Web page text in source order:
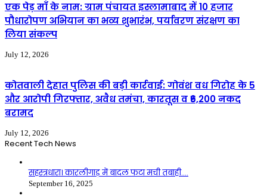
एक पेड़ माँ के नाम: ग्राम पंचायत इस्लामाबाद में 10 हजार
पौधारोपण अभियान का भव्य शुभारंभ, पर्यावरण संरक्षण का
लिया संकल्प
July 12, 2026
कोतवाली देहात पुलिस की बड़ी कार्रवाई: गोवंश वध गिरोह के 5
और आरोपी गिरफ्तार, अवैध तमंचा, कारतूस व ₹6,200 नकद
बरामद
July 12, 2026
Recent Tech News
सहस्त्रधारा। कारलीगाड़ में बादल फटा मची तबाही….
September 16, 2025